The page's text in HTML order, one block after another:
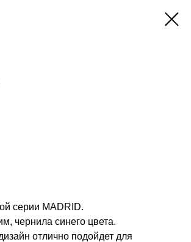
серии MADRID.
чернила синего цвета.
отлично подойдет для